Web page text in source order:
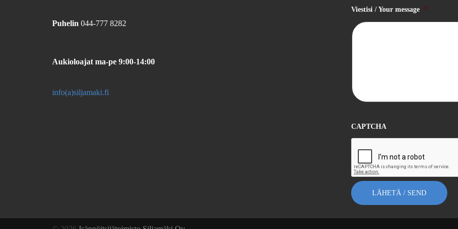
Puhelin 044-777 8282
Aukioloajat ma-pe 9:00-14:00
info(a)siljamaki.fi
Viestisi / Your message *
CAPTCHA